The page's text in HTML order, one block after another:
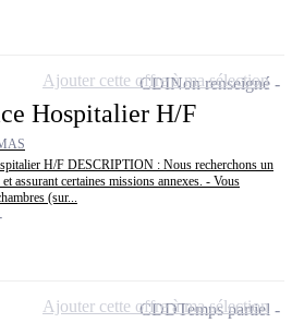
Hospitalier H/F
H/F DESCRIPTION : Nous recherchons un
assurant certaines missions annexes. - Vous
(sur...
CDINon renseigné
Ajouter cette offre à ma sélection
CDDTemps partiel
Ajouter cette offre à ma sélection